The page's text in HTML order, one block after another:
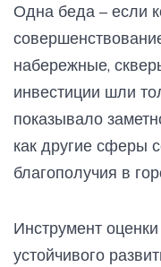
Одна беда – если
набережные,
инвестиции шли
показывало
как другие сферы
благополучия в
Инструмент
устойчивого